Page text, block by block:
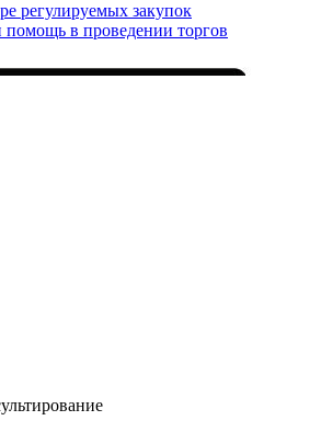
регулируемых закупок
помощь в проведении торгов